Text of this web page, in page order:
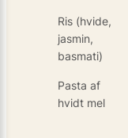
Ris (hvide,
jasmin,
basmati)
Pasta af
hvidt mel